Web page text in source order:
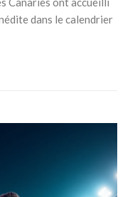
dans le calendrier